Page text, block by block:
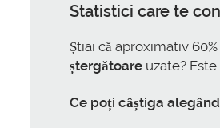
Statistici care te
Știai că aproximativ
ștergătoare uzate?
Ce poți câștiga